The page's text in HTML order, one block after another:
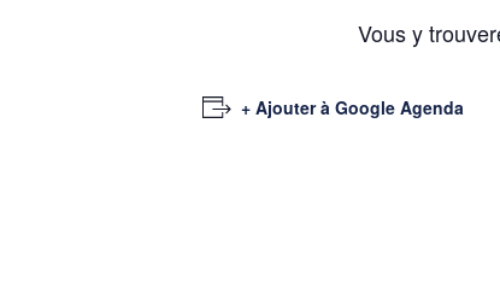
Vous y
+ Ajouter à Google Agenda